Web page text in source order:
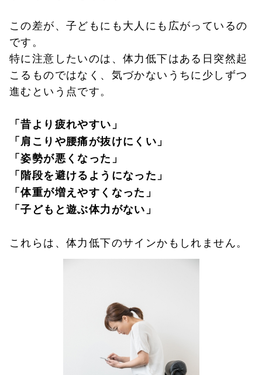
この差が、子どもにも大人にも広がっているの
です。
特に注意したいのは、体力低下はある日突然起
こるものではなく、気づかないうちに少しずつ
進むという点です。
「昔より疲れやすい」
「肩こりや腰痛が抜けにくい」
「姿勢が悪くなった」
「階段を避けるようになった」
「体重が増えやすくなった」
「子どもと遊ぶ体力がない」
これらは、体力低下のサインかもしれません。